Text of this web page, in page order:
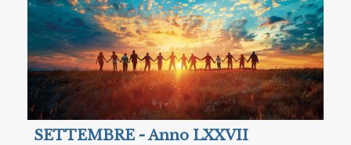
SETTEMBRE - Anno LXXVII